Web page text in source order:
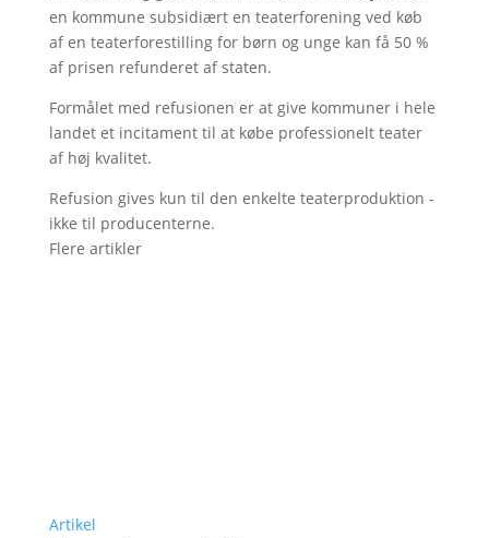
en kommune subsidiært en teaterforening ved køb
af en teaterforestilling for børn og unge kan få 50 %
af prisen refunderet af staten.
Formålet med refusionen er at give kommuner i hele
landet et incitament til at købe professionelt teater
af høj kvalitet.
Refusion gives kun til den enkelte teaterproduktion -
ikke til producenterne.
Flere artikler
Artikel